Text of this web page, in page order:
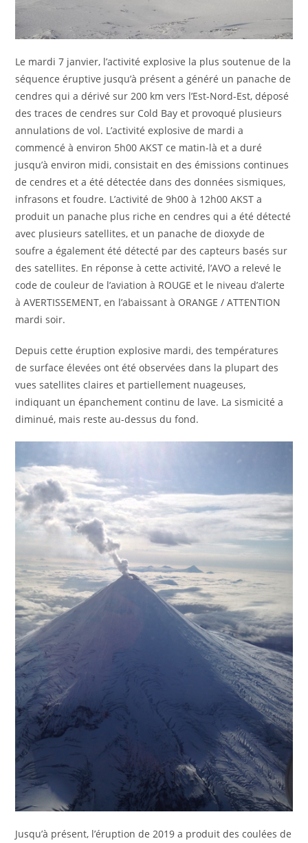
Le mardi 7 janvier, l’activité explosive la plus soutenue de la
séquence éruptive jusqu’à présent a généré un panache de
cendres qui a dérivé sur 200 km vers l’Est-Nord-Est, déposé
des traces de cendres sur Cold Bay et provoqué plusieurs
annulations de vol. L’activité explosive de mardi a
commencé à environ 5h00 AKST ce matin-là et a duré
jusqu’à environ midi, consistait en des émissions continues
de cendres et a été détectée dans des données sismiques,
infrasons et foudre. L’activité de 9h00 à 12h00 AKST a
produit un panache plus riche en cendres qui a été détecté
avec plusieurs satellites, et un panache de dioxyde de
soufre a également été détecté par des capteurs basés sur
des satellites. En réponse à cette activité, l’AVO a relevé le
code de couleur de l’aviation à ROUGE et le niveau d’alerte
à AVERTISSEMENT, en l’abaissant à ORANGE / ATTENTION
mardi soir.
Depuis cette éruption explosive mardi, des températures
de surface élevées ont été observées dans la plupart des
vues satellites claires et partiellement nuageuses,
indiquant un épanchement continu de lave. La sismicité a
diminué, mais reste au-dessus du fond.
Jusqu’à présent, l’éruption de 2019 a produit des coulées de